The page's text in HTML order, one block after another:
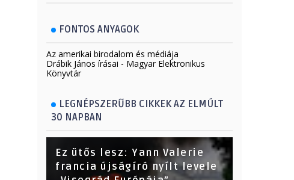
FONTOS ANYAGOK
Az amerikai birodalom és médiája
Drábik János írásai - Magyar Elektronikus
Könyvtár
LEGNÉPSZERŰBB CIKKEK AZ ELMÚLT
30 NAPBAN
Ez ütős lesz: Yann Valerie
francia újságíró nyílt levele